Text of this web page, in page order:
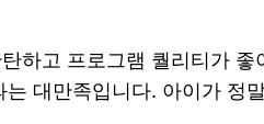
하고 프로그램 퀄리티가
대만족입니다. 아이가 정